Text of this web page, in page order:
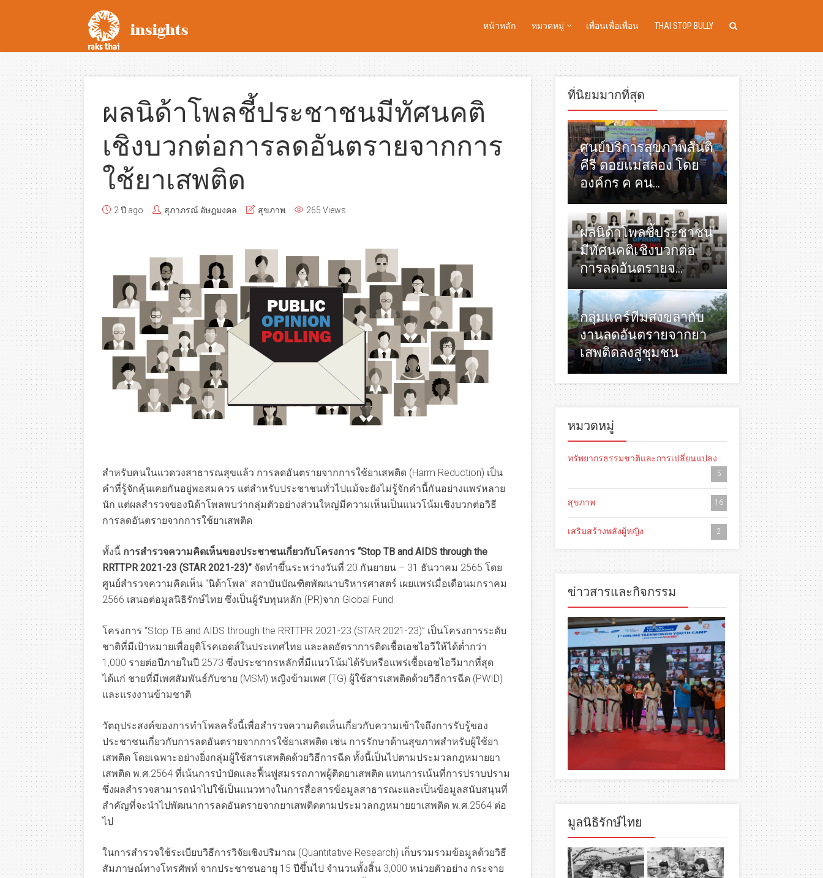
หน้าหลัก หมวดหมู่ เพื่อนเพื่อเพื่อน THAI STOP BULLY
ผลนิด้าโพลชี้ประชาชนมีทัศนคติ
เชิงบวกต่อการลดอันตรายจากการ
ใช้ยาเสพติด
2 ปี ago สุภาภรณ์ อัษฎมงคล สุขภาพ 265 Views
สำหรับคนในแวดวงสาธารณสุขแล้ว การลดอันตรายจากการใช้ยาเสพติด (Harm Reduction) เป็น
คำที่รู้จักคุ้นเคยกันอยู่พอสมควร แต่สำหรับประชาชนทั่วไปแม้จะยังไม่รู้จักคำนี้กันอย่างแพร่หลาย
นัก แต่ผลสำรวจของนิด้าโพลพบว่ากลุ่มตัวอย่างส่วนใหญ่มีความเห็นเป็นแนวโน้มเชิงบวกต่อวิธี
การลดอันตรายจากการใช้ยาเสพติด
ทั้งนี้ การสำรวจความคิดเห็นของประชาชนเกี่ยวกับโครงการ “Stop TB and AIDS through the
RRTTPR 2021-23 (STAR 2021-23)” จัดทำขึ้นระหว่างวันที่ 20 กันยายน – 31 ธันวาคม 2565 โดย
ศูนย์สำรวจความคิดเห็น “นิด้าโพล” สถาบันบัณฑิตพัฒนาบริหารศาสตร์ เผยแพร่เมื่อเดือนมกราคม
2566 เสนอต่อมูลนิธิรักษ์ไทย ซึ่งเป็นผู้รับทุนหลัก (PR)จาก Global Fund
โครงการ “Stop TB and AIDS through the RRTTPR 2021-23 (STAR 2021-23)” เป็นโครงการระดับ
ชาติที่มีเป้าหมายเพื่อยุติโรคเอดส์ในประเทศไทย และลดอัตราการติดเชื้อเอชไอวีให้ได้ต่ำกว่า
1,000 รายต่อปีภายในปี 2573 ซึ่งประชากรหลักที่มีแนวโน้มได้รับหรือแพร่เชื้อเอชไอวีมากที่สุด
ได้แก่ ชายที่มีเพศสัมพันธ์กับชาย (MSM) หญิงข้ามเพศ (TG) ผู้ใช้สารเสพติดด้วยวิธีการฉีด (PWID)
และแรงงานข้ามชาติ
วัตถุประสงค์ของการทำโพลครั้งนี้เพื่อสำรวจความคิดเห็นเกี่ยวกับความเข้าใจถึงการรับรู้ของ
ประชาชนเกี่ยวกับการลดอันตรายจากการใช้ยาเสพติด เช่น การรักษาด้านสุขภาพสำหรับผู้ใช้ยา
เสพติด โดยเฉพาะอย่างยิ่งกลุ่มผู้ใช้สารเสพติดด้วยวิธีการฉีด ทั้งนี้เป็นไปตามประมวลกฎหมายยา
เสพติด พ.ศ.2564 ที่เน้นการบำบัดและฟื้นฟูสมรรถภาพผู้ติดยาเสพติด แทนการเน้นที่การปราบปราม
ซึ่งผลสำรวจสามารถนำไปใช้เป็นแนวทางในการสื่อสารข้อมูลสาธารณะและเป็นข้อมูลสนับสนุนที่
สำคัญที่จะนำไปพัฒนาการลดอันตรายจากยาเสพติดตามประมวลกฎหมายยาเสพติด พ.ศ.2564 ต่อ
ไป
ในการสำรวจใช้ระเบียบวิธีการวิจัยเชิงปริมาณ (Quantitative Research) เก็บรวมรวมข้อมูลด้วยวิธี
สัมภาษณ์ทางโทรศัพท์ จากประชาชนอายุ 15 ปีขึ้นไป จำนวนทั้งสิ้น 3,000 หน่วยตัวอย่าง กระจาย
ที่นิยมมากที่สุด
ศูนย์บริการสุขภาพสันติ
คีรี ดอยแม่สลอง โดย
องค์กร ค คน...
ผลนิด้าโพลชี้ประชาชน
มีทัศนคติเชิงบวกต่อ
การลดอันตรายจ...
กลุ่มแคร์ทีมสงขลากับ
งานลดอันตรายจากยา
เสพติดลงสู่ชุมชน
หมวดหมู่
ทรัพยากรธรรมชาติและการเปลี่ยนแปลงสภาพภูมิอากาศ
5
สุขภาพ 16
เสริมสร้างพลังผู้หญิง 2
ข่าวสารและกิจกรรม
มูลนิธิรักษ์ไทย